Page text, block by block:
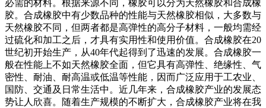
必需的材料。根据来源不同，橡胶可以分为天然橡胶和合成橡
胶。合成橡胶中有少数品种的性能与天然橡胶相似，大多数与
天然橡胶不同，但两者都是高弹性的高分子材料，一般均需经
过硫化和加工之后，才具有实用性和使用价值。合成橡胶在20
世纪初开始生产，从40年代起得到了迅速的发展。合成橡胶一
般在性能上不如天然橡胶全面，但它具有高弹性、绝缘性、气
密性、耐油、耐高温或低温等性能，因而广泛应用于工农业、
国防、交通及日常生活中。近几年来，合成橡胶产业的发展态
势让人欣喜。随着生产规模的不断扩大，合成橡胶产业将在我